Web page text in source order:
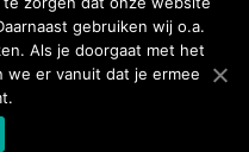
| Webdesign:
gebruiken wij o.a.
Als je doorgaat met het
we er vanuit dat je ermee